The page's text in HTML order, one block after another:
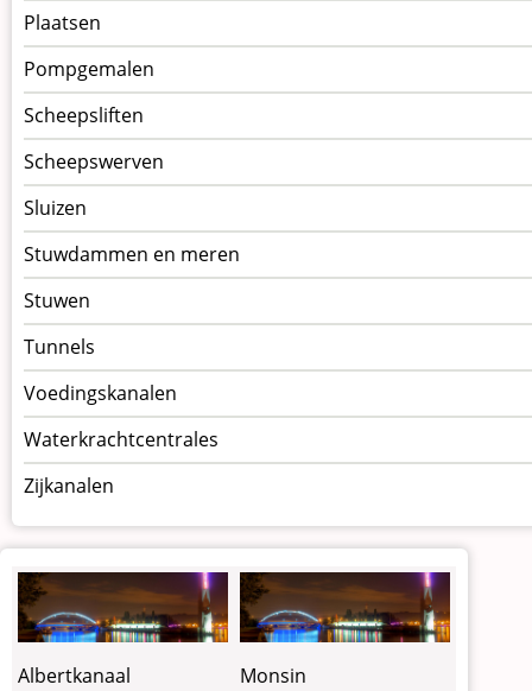
Plaatsen
Pompgemalen
Scheepsliften
Scheepswerven
Sluizen
Stuwdammen en meren
Stuwen
Tunnels
Voedingskanalen
Waterkrachtcentrales
Zijkanalen
Albertkanaal Monsin